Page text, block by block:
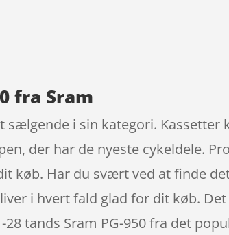
fra Sram
sælgende i sin kategori.
der har de nyeste cykeldele.
køb. Har du svært ved at finde
i hvert fald glad for dit køb.
tands Sram PG-950 fra det